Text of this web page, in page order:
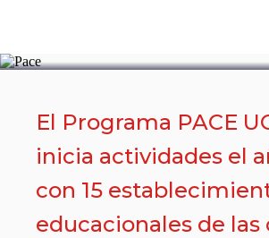
El Programa PACE
inicia actividades el
con 15
educacionales de las